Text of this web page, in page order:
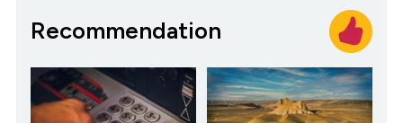
Recommendation